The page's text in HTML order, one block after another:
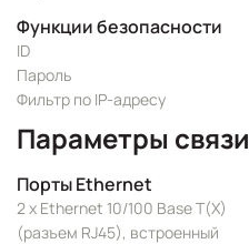
Функции безопасности
ID
Пароль
Фильтр по IP-адресу
Параметры связи
Порты Ethernet
2 x Ethernet 10/100 Base T(X)
(разъем RJ45), встроенный